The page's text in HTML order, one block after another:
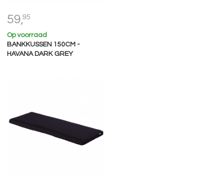
59,95
Op voorraad
BANKKUSSEN 150CM -
HAVANA DARK GREY